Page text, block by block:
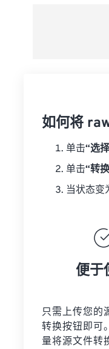
如何将
单击“选
单击“转
当状态变
便于
只需上传您的
转换按钮即可
量将源文件转